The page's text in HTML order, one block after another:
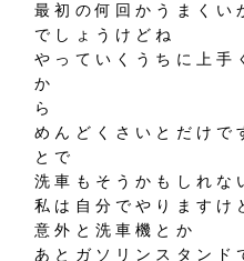
最初の何回かうまくい
でしょうけどね
やっていくうちに上手
か
ら
めんどくさいとだけで
とで
洗車もそうかもしれな
私は自分でやりますけ
意外と洗車機とか
あとガソリンスタンド